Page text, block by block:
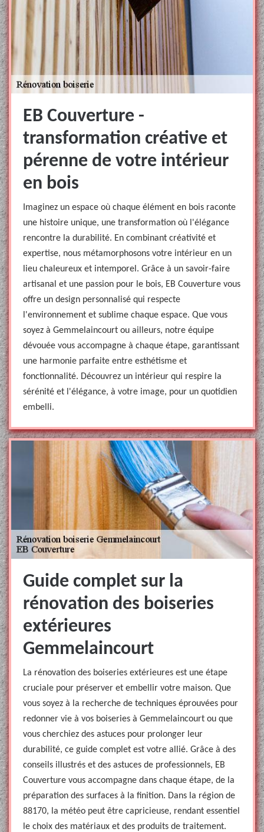
EB Couverture -
transformation créative et
pérenne de votre intérieur
en bois
Imaginez un espace où chaque élément en bois raconte
une histoire unique, une transformation où l'élégance
rencontre la durabilité. En combinant créativité et
expertise, nous métamorphosons votre intérieur en un
lieu chaleureux et intemporel. Grâce à un savoir-faire
artisanal et une passion pour le bois, EB Couverture vous
offre un design personnalisé qui respecte
l'environnement et sublime chaque espace. Que vous
soyez à Gemmelaincourt ou ailleurs, notre équipe
dévouée vous accompagne à chaque étape, garantissant
une harmonie parfaite entre esthétisme et
fonctionnalité. Découvrez un intérieur qui respire la
sérénité et l'élégance, à votre image, pour un quotidien
embelli.
Guide complet sur la
rénovation des boiseries
extérieures
Gemmelaincourt
La rénovation des boiseries extérieures est une étape
cruciale pour préserver et embellir votre maison. Que
vous soyez à la recherche de techniques éprouvées pour
redonner vie à vos boiseries à Gemmelaincourt ou que
vous cherchiez des astuces pour prolonger leur
durabilité, ce guide complet est votre allié. Grâce à des
conseils illustrés et des astuces de professionnels, EB
Couverture vous accompagne dans chaque étape, de la
préparation des surfaces à la finition. Dans la région de
88170, la météo peut être capricieuse, rendant essentiel
le choix des matériaux et des produits de traitement.